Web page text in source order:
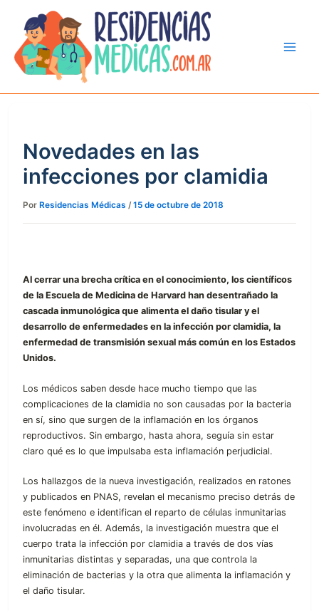
contenido
Novedades en las
infecciones por clamidia
Por Residencias Médicas /15 de octubre de 2018
Al cerrar una brecha crítica en el conocimiento, los científicos
de la Escuela de Medicina de Harvard han desentrañado la
cascada inmunológica que alimenta el daño tisular y el
desarrollo de enfermedades en la infección por clamidia, la
enfermedad de transmisión sexual más común en los Estados
Unidos.
Los médicos saben desde hace mucho tiempo que las
complicaciones de la clamidia no son causadas por la bacteria
en sí, sino que surgen de la inflamación en los órganos
reproductivos. Sin embargo, hasta ahora, seguía sin estar
claro qué es lo que impulsaba esta inflamación perjudicial.
Los hallazgos de la nueva investigación, realizados en ratones
y publicados en PNAS, revelan el mecanismo preciso detrás de
este fenómeno e identifican el reparto de células inmunitarias
involucradas en él. Además, la investigación muestra que el
cuerpo trata la infección por clamidia a través de dos vías
inmunitarias distintas y separadas, una que controla la
eliminación de bacterias y la otra que alimenta la inflamación y
el daño tisular.